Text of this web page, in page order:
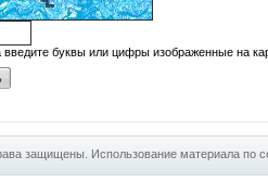
буквы или цифры изображенные на
защищены. Использование материала по